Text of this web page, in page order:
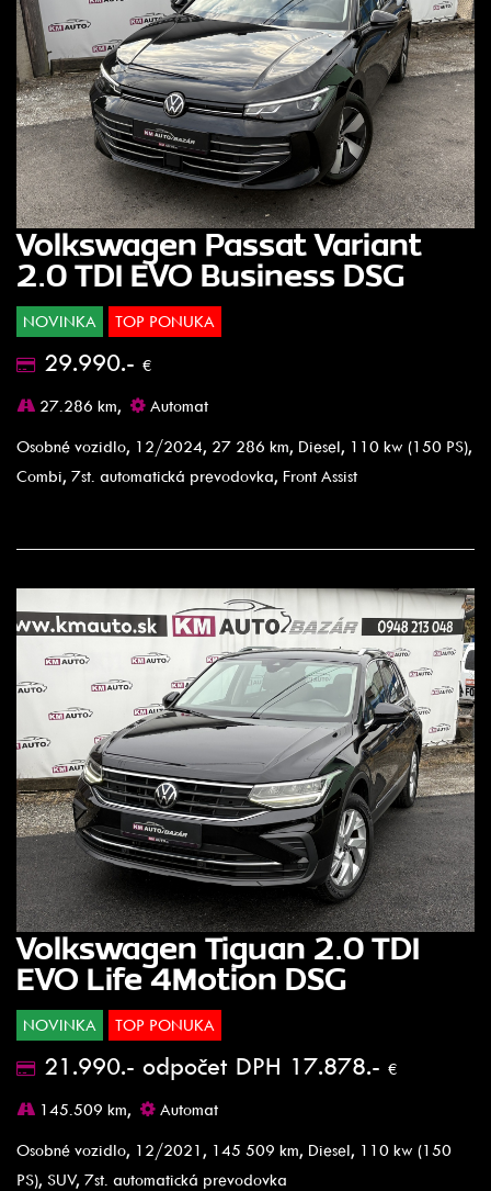
Volkswagen Passat Variant
2.0 TDI EVO Business DSG
NOVINKA TOP PONUKA
29.990.- €
27.286 km,
Automat
Osobné vozidlo, 12/2024, 27 286 km, Diesel, 110 kw (150 PS),
Combi, 7st. automatická prevodovka, Front Assist
Volkswagen Tiguan 2.0 TDI
EVO Life 4Motion DSG
NOVINKA TOP PONUKA
21.990.- odpočet DPH 17.878.- €
145.509 km,
Automat
Osobné vozidlo, 12/2021, 145 509 km, Diesel, 110 kw (150
PS), SUV, 7st. automatická prevodovka